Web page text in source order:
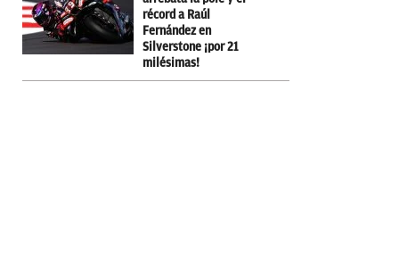
récord a Raúl
Fernández en
Silverstone ¡por 21
milésimas!